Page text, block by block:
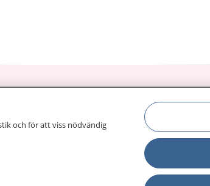
Other languages
Lättläst svenska
och för att viss nödvändig